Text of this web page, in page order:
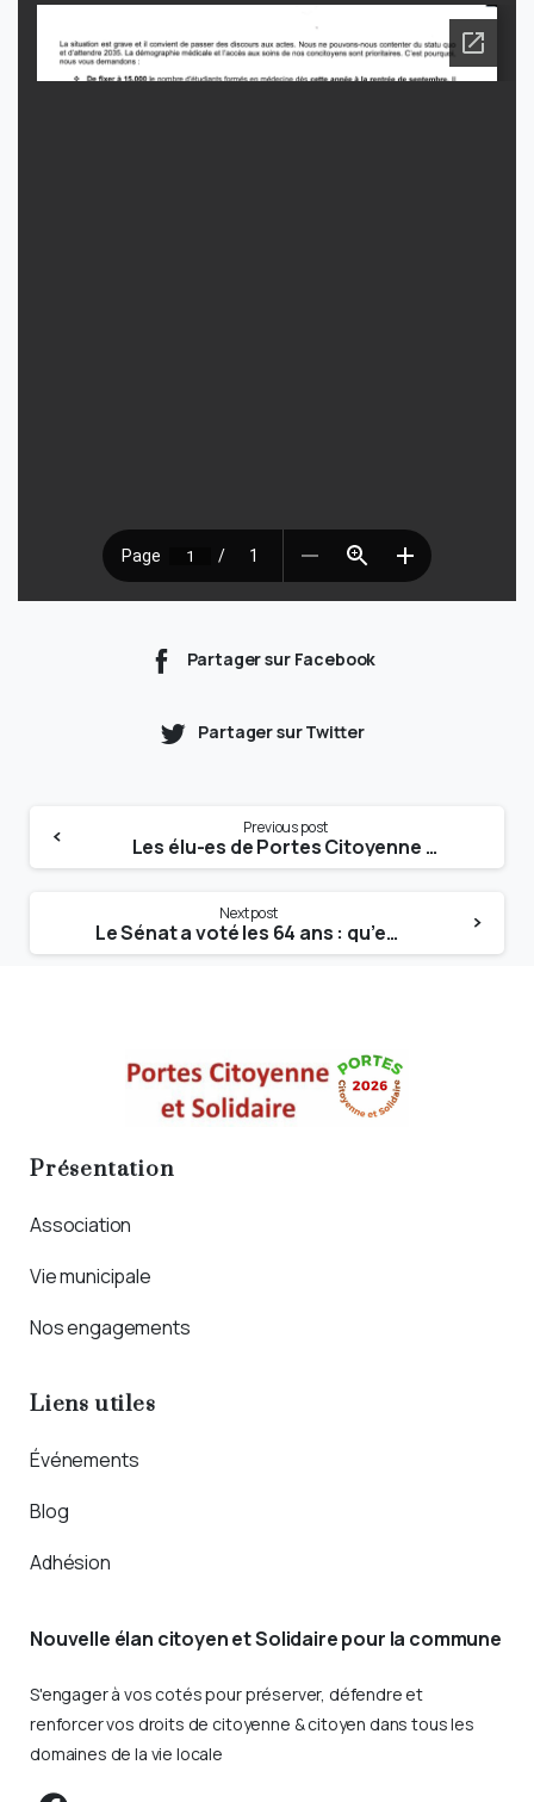
Partager sur Facebook
Partager sur Twitter
Previous post
Les élu-es de Portes Citoyenne ne sont pas muets, ils se mobilisent !
Next post
Le Sénat a voté les 64 ans : qu’en pensent les grands électeurs ?
Présentation
Association
Vie municipale
Nos engagements
Liens utiles
Événements
Blog
Adhésion
Nouvelle élan citoyen et Solidaire pour la commune
S'engager à vos cotés pour préserver, défendre et
renforcer vos droits de citoyenne & citoyen dans tous les
domaines de la vie locale